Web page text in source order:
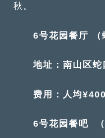
秋。
6号花园餐厅 （
地址：南山区蛇
费用：人均¥400
6号花园餐吧 （